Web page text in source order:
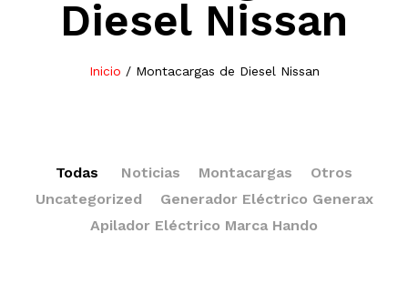
Diesel Nissan
Inicio / Montacargas de Diesel Nissan
Todas Noticias Montacargas
Otros
Uncategorized
Generador Eléctrico Generax
Apilador Eléctrico Marca Hando